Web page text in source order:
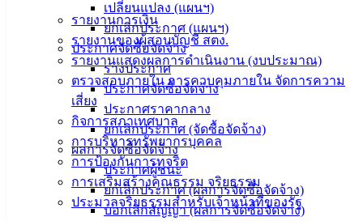
เปลี่ยนแปลง (แผนฯ)
ยกเลิกประกาศ (แผนฯ)
ประกาศจัดซื้อจัดจ้าง
ร่างประกาศ
ประกาศจัดซื้อจัดจ้าง
ประกาศราคากลาง
ยกเลิกประกาศ (จัดซื้อจัดจ้าง)
ผลการจัดซื้อจัดจ้าง
ประกาศผู้ชนะ
ยกเลิกประกาศ (ผลการจัดซื้อจัดจ้าง)
บอกเลิกสัญญา (ผลการจัดซื้อจัดจ้าง)
รายงานการเงิน
รายงานของผู้สอบบัญชี สตง.
รายงานแสดงผลการดำเนินงาน (งบประมาณ)
ตรวจสอบภายใน การควบคุมภายใน จัดการความ
เสี่ยง
กิจการสภาเทศบาล
การบริหารทรัพยากรบุคคล
การป้องกันการทุจริต
การเสริมสร้างคุณธรรม จริยธรรม
ประมวลจริยธรรมสำหรับเจ้าหน้าที่ของรัฐ
สำหรับ
ประชาชน/
คู่มือการ
ปฏิบัติ
ข่าวสาร
น่ารู้
ข้อมูล
ข่าวสาร